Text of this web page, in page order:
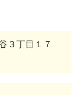
３丁目１７